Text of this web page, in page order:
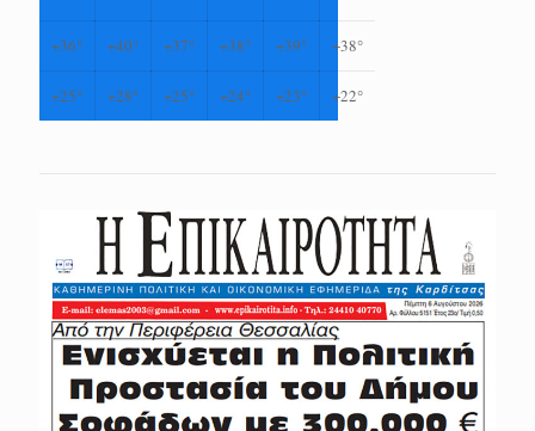
+36° +40° +37° +38° +39° +38°
+25° +28° +25° +24° +23° +22°